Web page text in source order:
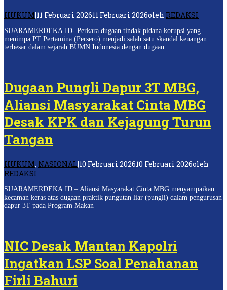
HUKUM|11 Februari 202611 Februari 2026oleh REDAKSI
SUARAMERDEKA.ID- Perkara dugaan tindak pidana korupsi yang
menimpa PT Pertamina (Persero) menjadi salah satu skandal keuangan
terbesar dalam sejarah BUMN Indonesia dengan dugaan
Dugaan Pungli Dapur 3T MBG,
Aliansi Masyarakat Cinta MBG
Desak KPK dan Kejagung Turun
Tangan
HUKUM, NASIONAL|10 Februari 202610 Februari 2026oleh
REDAKSI
SUARAMERDEKA.ID – Aliansi Masyarakat Cinta MBG menyampaikan
kecaman keras atas dugaan praktik pungutan liar (pungli) dalam pengurusan
dapur 3T pada Program Makan
NIC Desak Mantan Kapolri
Ingatkan LSP Soal Penahanan
Firli Bahuri